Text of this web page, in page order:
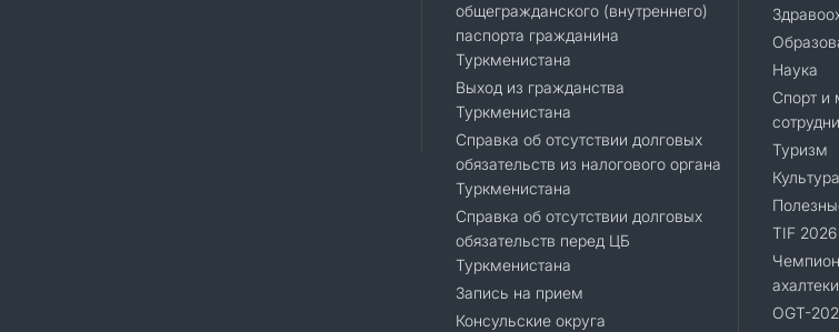
общегражданского (внутреннего)
паспорта гражданина
Туркменистана
Выход из гражданства
Туркменистана
Справка об отсутствии долговых
обязательств из налогового органа
Туркменистана
Справка об отсутствии долговых
обязательств перед ЦБ
Туркменистана
Запись на прием
Консульские округа
Наука
Спорт и
Туризм
Культура
TIF 2026
OGT-